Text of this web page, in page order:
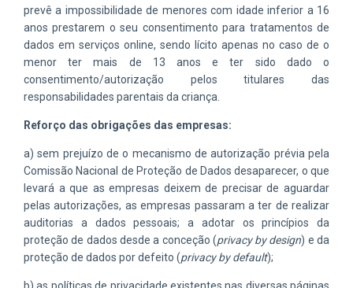
prevê a impossibilidade de menores com idade inferior a 16
anos prestarem o seu consentimento para tratamentos de
dados em serviços online, sendo lícito apenas no caso de o
menor ter mais de 13 anos e ter sido dado o
consentimento/autorização pelos titulares das
responsabilidades parentais da criança.
Reforço das obrigações das empresas:
a) sem prejuízo de o mecanismo de autorização prévia pela
Comissão Nacional de Proteção de Dados desaparecer, o que
levará a que as empresas deixem de precisar de aguardar
pelas autorizações, as empresas passaram a ter de realizar
auditorias a dados pessoais; a adotar os princípios da
proteção de dados desde a conceção (privacy by design) e da
proteção de dados por defeito (privacy by default);
b) as políticas de privacidade existentes nas diversas páginas